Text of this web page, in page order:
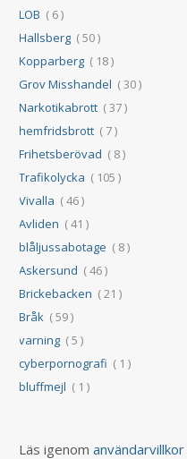
LOB ( 6 )
Hallsberg ( 50 )
Kopparberg ( 18 )
Grov Misshandel ( 30 )
Narkotikabrott ( 37 )
hemfridsbrott ( 7 )
Frihetsberövad ( 8 )
Trafikolycka ( 105 )
Vivalla ( 46 )
Avliden ( 41 )
blåljussabotage ( 8 )
Askersund ( 46 )
Brickebacken ( 21 )
Bråk ( 59 )
varning ( 5 )
cyberpornografi ( 1 )
bluffmejl ( 1 )
Läs igenomanvändarvillkor